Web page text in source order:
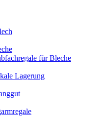
für Bleche
Lagerung